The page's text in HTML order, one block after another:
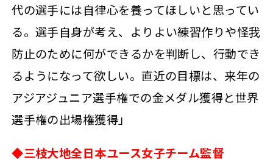
代の選手には自律心を養ってほしいと思ってい
る。選手自身が考え、よりよい練習作りや怪我
防止のために何ができるかを判断し、行動でき
るようになって欲しい。直近の目標は、来年の
アジアジュニア選手権での金メダル獲得と世界
選手権の出場権獲得」
◆三枝大地全日本ユース女子チーム監督